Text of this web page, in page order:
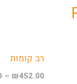
רב קומות
₪452.00
–